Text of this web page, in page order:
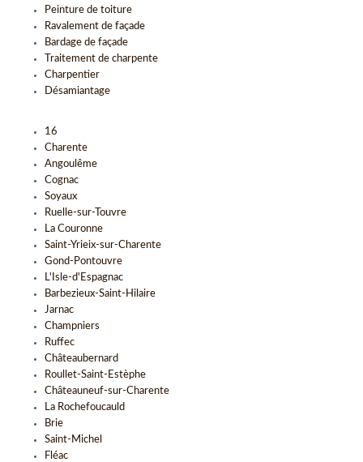
Peinture de toiture
Ravalement de façade
Bardage de façade
Traitement de charpente
Charpentier
Désamiantage
16
Charente
Angoulême
Cognac
Soyaux
Ruelle-sur-Touvre
La Couronne
Saint-Yrieix-sur-Charente
Gond-Pontouvre
L'Isle-d'Espagnac
Barbezieux-Saint-Hilaire
Jarnac
Champniers
Ruffec
Châteaubernard
Roullet-Saint-Estèphe
Châteauneuf-sur-Charente
La Rochefoucauld
Brie
Saint-Michel
Fléac